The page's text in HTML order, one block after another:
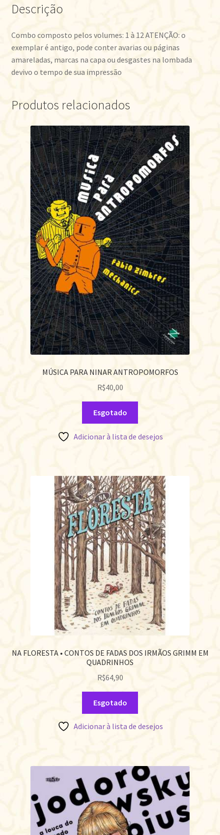
Descrição
Combo composto pelos volumes: 1 à 12 ATENÇÃO: o
exemplar é antigo, pode conter avarias ou páginas
amareladas, marcas na capa ou desgastes na lombada
devivo o tempo de sua impressão
Produtos relacionados
MÚSICA PARA NINAR ANTROPOMORFOS
R$40,00
Esgotado
Adicionar à lista de desejos
NA FLORESTA • CONTOS DE FADAS DOS IRMÃOS GRIMM EM
QUADRINHOS
R$64,90
Esgotado
Adicionar à lista de desejos